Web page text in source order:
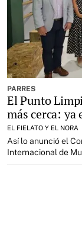
PARRES
El Punto
más cerca: ya
EL FIELATO Y EL NORA
Así lo anunció el
Internacional de